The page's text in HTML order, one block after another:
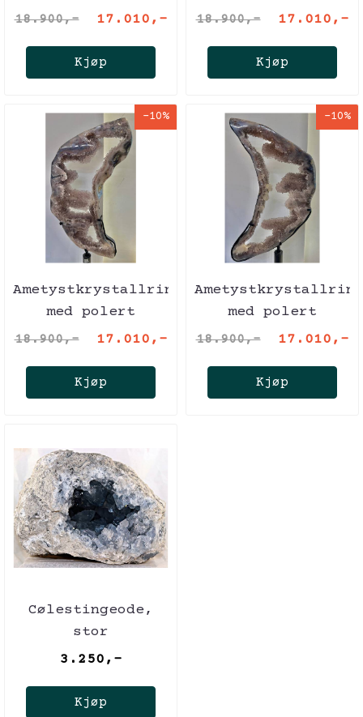
agatskorpe på
18.900,- 17.010,-
Kjøp
agatskorpe på
18.900,- 17.010,-
Kjøp
-10%
Ametystkrystallring
med polert
agatskorpe på
18.900,- 17.010,-
Kjøp
-10%
Ametystkrystallring
med polert
agatskorpe på
18.900,- 17.010,-
Kjøp
Cølestingeode,
stor
3.250,-
Kjøp